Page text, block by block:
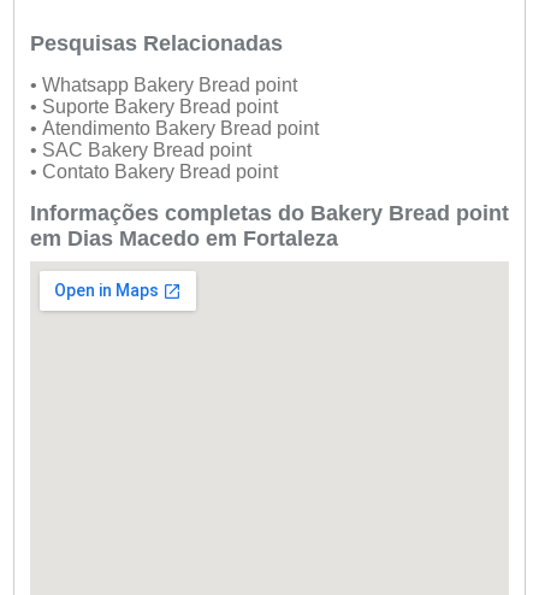
Pesquisas Relacionadas
• Whatsapp Bakery Bread point
• Suporte Bakery Bread point
• Atendimento Bakery Bread point
• SAC Bakery Bread point
• Contato Bakery Bread point
Informações completas do Bakery Bread point
em Dias Macedo em Fortaleza